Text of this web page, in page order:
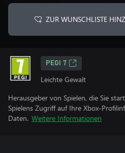
ZUR WUNSCHLISTE
PEGI 7
Leichte Gewalt
Herausgeber von Spielen, die Sie
Spielens Zugriff auf Ihre Xbox-
Daten. Weitere Informationen